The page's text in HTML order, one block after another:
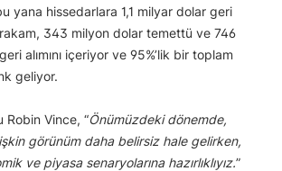
yana hissedarlara 1,1 milyar dolar geri
343 milyon dolar temettü ve 746
alımını içeriyor ve 95%’lik bir toplam
geliyor.
Robin Vince, “Önümüzdeki dönemde,
görünüm daha belirsiz hale gelirken,
ve piyasa senaryolarına hazırlıklıyız.”